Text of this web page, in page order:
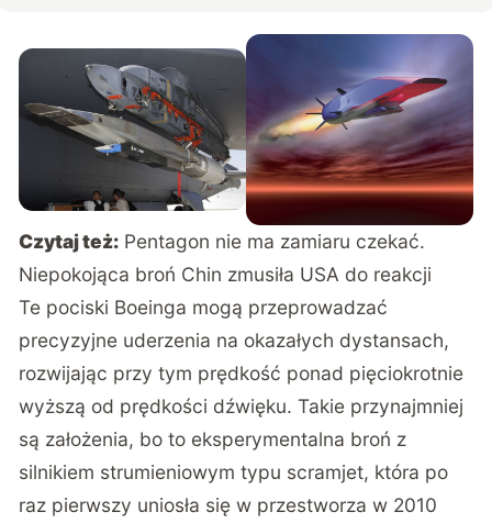
Czytaj też: Pentagon nie ma zamiaru czekać.
Niepokojąca broń Chin zmusiła USA do reakcji
Te pociski Boeinga mogą przeprowadzać
precyzyjne uderzenia na okazałych dystansach,
rozwijając przy tym prędkość ponad pięciokrotnie
wyższą od prędkości dźwięku. Takie przynajmniej
są założenia, bo to eksperymentalna broń z
silnikiem strumieniowym typu scramjet, która po
raz pierwszy uniosła się w przestworza w 2010